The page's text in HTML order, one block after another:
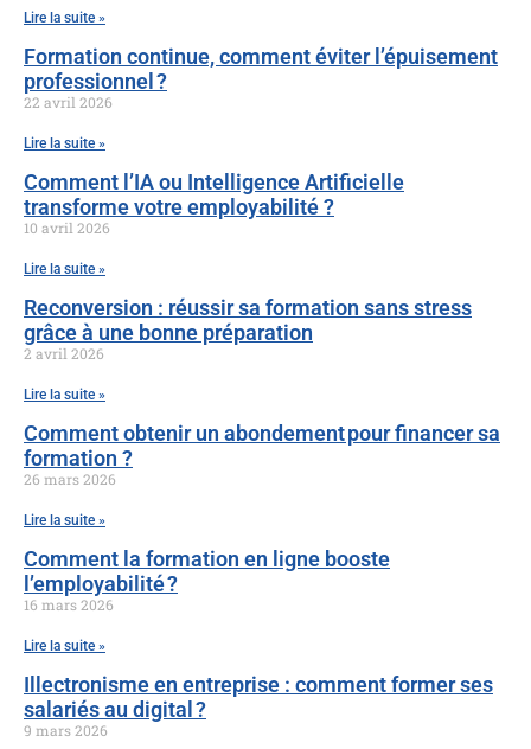
Lire la suite »
Formation continue, comment éviter l’épuisement
professionnel ?
22 avril 2026
Lire la suite »
Comment l’IA ou Intelligence Artificielle
transforme votre employabilité ?
10 avril 2026
Lire la suite »
Reconversion : réussir sa formation sans stress
grâce à une bonne préparation
2 avril 2026
Lire la suite »
Comment obtenir un abondement pour financer sa
formation ?
26 mars 2026
Lire la suite »
Comment la formation en ligne booste
l’employabilité ?
16 mars 2026
Lire la suite »
Illectronisme en entreprise : comment former ses
salariés au digital ?
9 mars 2026